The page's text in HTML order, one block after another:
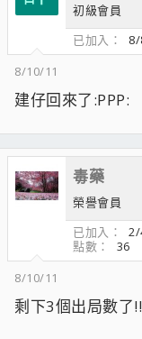
初級會員
已加入
8/10/11
建仔回來了:PPP:
毒藥
榮譽會員
已加入
點數
36
8/10/11
剩下3個出局數了